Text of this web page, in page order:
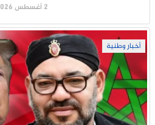
2 أغسطس 2026
أخبار وطنية